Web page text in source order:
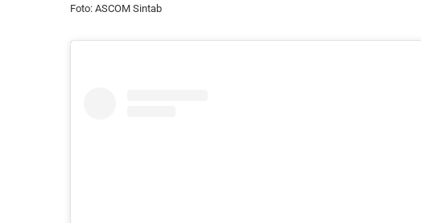
Foto: ASCOM Sintab